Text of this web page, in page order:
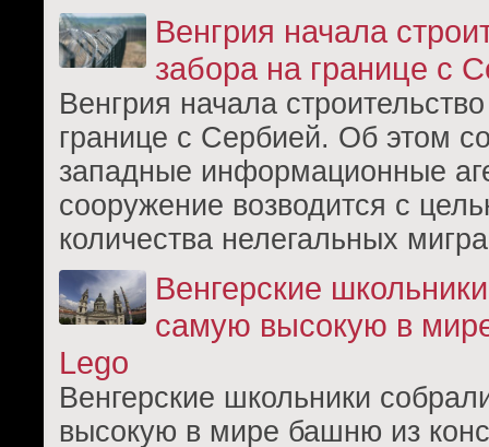
Венгрия начала
забора на границе с
Венгрия начала
границе с Сербией. Об этом
западные информационные
сооружение возводится с
количества нелегальных
Венгерские
самую высокую в
Lego
Венгерские школьники
высокую в мире башню из